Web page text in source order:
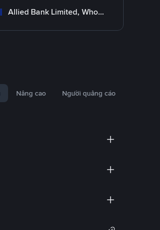
Allied Bank Limited, Wholesale Branch
Nâng cao Người quảng cáo